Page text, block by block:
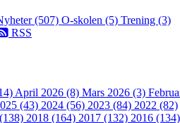
(507) O-skolen (5) Trening (3)
RSS
April 2026 (8) Mars 2026 (3)
(43) 2024 (56) 2023 (84) 2022 (82)
2018 (164) 2017 (132) 2016 (134)